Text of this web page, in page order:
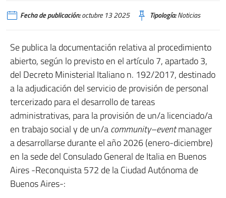
Fecha de publicación:octubre 13 2025 Tipología:Noticias
Se publica la documentación relativa al procedimiento
abierto, según lo previsto en el artículo 7, apartado 3,
del Decreto Ministerial Italiano n. 192/2017, destinado
a la adjudicación del servicio de provisión de personal
tercerizado para el desarrollo de tareas
administrativas, para la provisión de un/a licenciado/a
en trabajo social y de un/acommunity–eventmanager
a desarrollarse durante el año 2026 (enero-diciembre)
en la sede del Consulado General de Italia en Buenos
Aires -Reconquista 572 de la Ciudad Autónoma de
Buenos Aires-: